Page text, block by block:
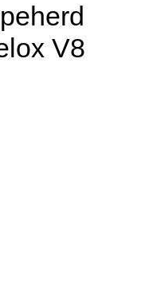
V8